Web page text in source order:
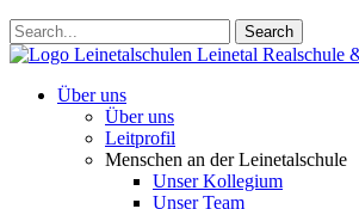
Search
Leinetalschulen Leinetal Realschule
Über uns
Über uns
Leitprofil
Menschen an der Leinetalschule
Unser Kollegium
Unser Team